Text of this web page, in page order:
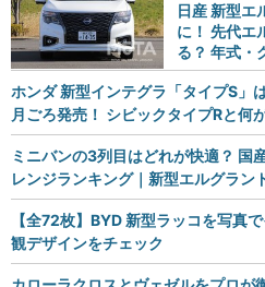
日産 新型エ
に！ 先代エ
る？ 年式・
ホンダ 新型インテグラ「タイプS
月ごろ発売！ シビックタイプRと何
ミニバンの3列目はどれが快適？ 国
レンジランキング｜新型エルグラン
【全72枚】BYD 新型ラッコを写真
観デザインをチェック